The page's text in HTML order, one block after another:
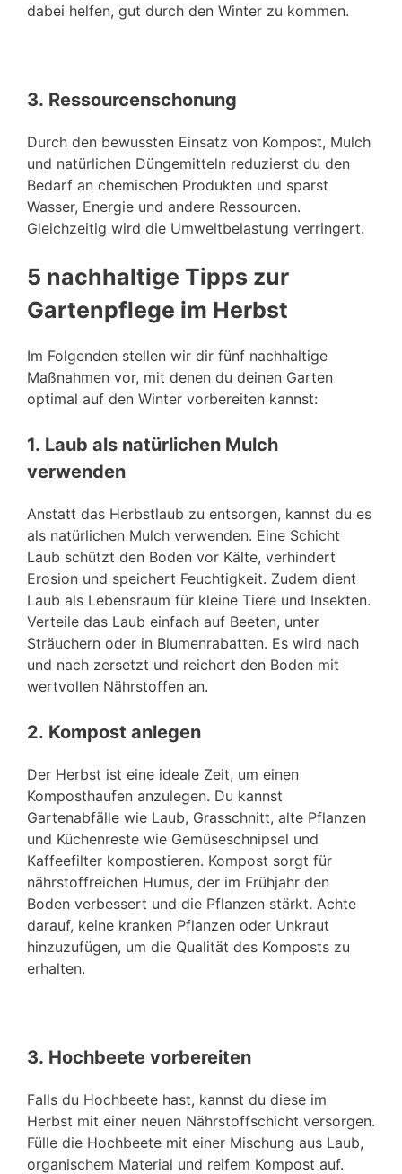
dabei helfen, gut durch den Winter zu kommen.
3. Ressourcenschonung
Durch den bewussten Einsatz von Kompost, Mulch
und natürlichen Düngemitteln reduzierst du den
Bedarf an chemischen Produkten und sparst
Wasser, Energie und andere Ressourcen.
Gleichzeitig wird die Umweltbelastung verringert.
5 nachhaltige Tipps zur
Gartenpflege im Herbst
Im Folgenden stellen wir dir fünf nachhaltige
Maßnahmen vor, mit denen du deinen Garten
optimal auf den Winter vorbereiten kannst:
1. Laub als natürlichen Mulch
verwenden
Anstatt das Herbstlaub zu entsorgen, kannst du es
als natürlichen Mulch verwenden. Eine Schicht
Laub schützt den Boden vor Kälte, verhindert
Erosion und speichert Feuchtigkeit. Zudem dient
Laub als Lebensraum für kleine Tiere und Insekten.
Verteile das Laub einfach auf Beeten, unter
Sträuchern oder in Blumenrabatten. Es wird nach
und nach zersetzt und reichert den Boden mit
wertvollen Nährstoffen an.
2. Kompost anlegen
Der Herbst ist eine ideale Zeit, um einen
Komposthaufen anzulegen. Du kannst
Gartenabfälle wie Laub, Grasschnitt, alte Pflanzen
und Küchenreste wie Gemüseschnipsel und
Kaffeefilter kompostieren. Kompost sorgt für
nährstoffreichen Humus, der im Frühjahr den
Boden verbessert und die Pflanzen stärkt. Achte
darauf, keine kranken Pflanzen oder Unkraut
hinzuzufügen, um die Qualität des Komposts zu
erhalten.
3. Hochbeete vorbereiten
Falls du Hochbeete hast, kannst du diese im
Herbst mit einer neuen Nährstoffschicht versorgen.
Fülle die Hochbeete mit einer Mischung aus Laub,
organischem Material und reifem Kompost auf.